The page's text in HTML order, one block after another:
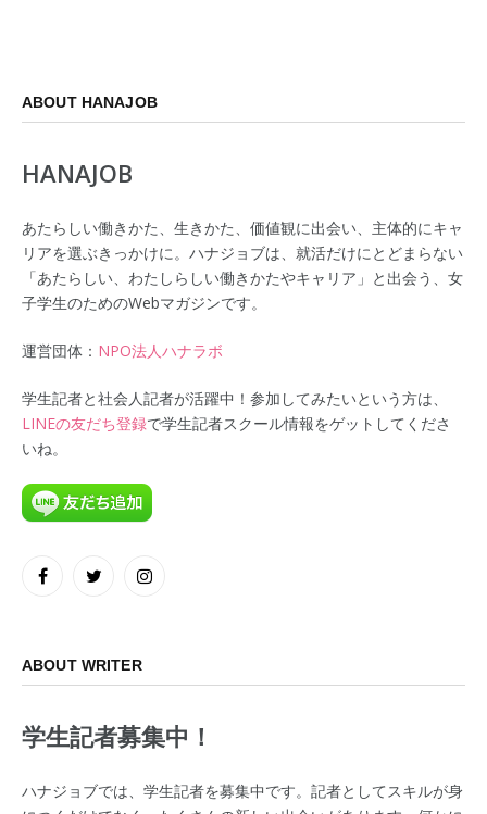
ABOUT HANAJOB
HANAJOB
あたらしい働きかた、生きかた、価値観に出会い、主体的にキャ
リアを選ぶきっかけに。ハナジョブは、就活だけにとどまらない
「あたらしい、わたしらしい働きかたやキャリア」と出会う、女
子学生のためのWebマガジンです。
運営団体： NPO法人ハナラボ
学生記者と社会人記者が活躍中！参加してみたいという方は、
LINEの友だち登録で学生記者スクール情報をゲットしてくださ
いね。
FacebookTwitter Instagram
ABOUT WRITER
学生記者募集中！
ハナジョブでは、学生記者を募集中です。記者としてスキルが身